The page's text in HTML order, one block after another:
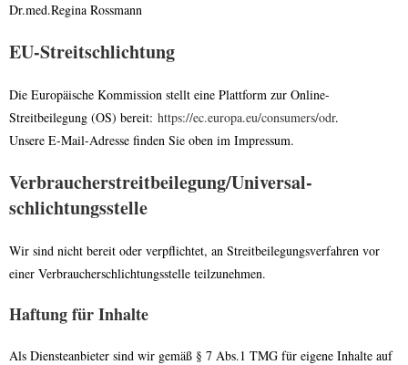
Dr.med.Regina Rossmann
EU-Streitschlichtung
Die Europäische Kommission stellt eine Plattform zur Online-
Streitbeilegung (OS) bereit: https://ec.europa.eu/consumers/odr.
Unsere E-Mail-Adresse finden Sie oben im Impressum.
Verbraucher­streit­beilegung/Universal­
schlichtungs­stelle
Wir sind nicht bereit oder verpflichtet, an Streitbeilegungsverfahren vor
einer Verbraucherschlichtungsstelle teilzunehmen.
Haftung für Inhalte
Als Diensteanbieter sind wir gemäß § 7 Abs.1 TMG für eigene Inhalte auf